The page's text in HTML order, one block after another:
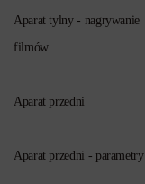
Aparat tylny - nagrywanie
filmów
Aparat przedni
Aparat przedni - parametry